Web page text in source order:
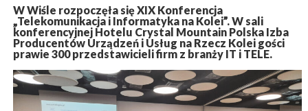
W Wiśle rozpoczęła się XIX Konferencja
„Telekomunikacja i Informatyka na Kolei”. W sali
konferencyjnej Hotelu Crystal Mountain Polska Izba
Producentów Urządzeń i Usług na Rzecz Kolei gości
prawie 300 przedstawicieli firm z branży IT i TELE.